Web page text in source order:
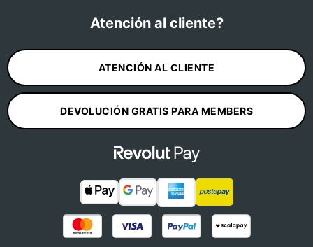
Atención al cliente?
ATENCIÓN AL CLIENTE
DEVOLUCIÓN GRATIS PARA MEMBERS